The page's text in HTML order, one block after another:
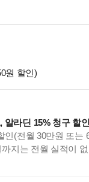
원 할인)
알라딘 15% 청구 할인
인(전월 30만원 또는
지는 전월 실적이